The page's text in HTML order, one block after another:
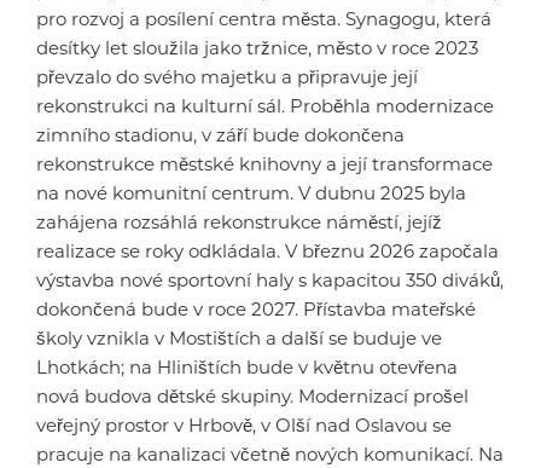
pro rozvoj a posílení centra města. Synagogu, která
desítky let sloužila jako tržnice, město v roce 2023
převzalo do svého majetku a připravuje její
rekonstrukci na kulturní sál. Proběhla modernizace
zimního stadionu, v září bude dokončena
rekonstrukce městské knihovny a její transformace
na nové komunitní centrum. V dubnu 2025 byla
zahájena rozsáhlá rekonstrukce náměstí, jejíž
realizace se roky odkládala. V březnu 2026 započala
výstavba nové sportovní haly s kapacitou 350 diváků,
dokončená bude v roce 2027. Přístavba mateřské
školy vznikla v Mostištích a další se buduje ve
Lhotkách; na Hliništích bude v květnu otevřena
nová budova dětské skupiny. Modernizací prošel
veřejný prostor v Hrbově, v Olší nad Oslavou se
pracuje na kanalizaci včetně nových komunikací. Na